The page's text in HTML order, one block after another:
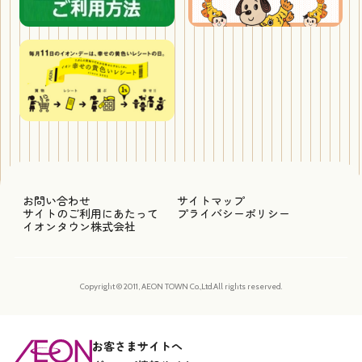
お問い合わせ
サイトマップ
サイトのご利用にあたって
プライバシーポリシー
イオンタウン株式会社
Copyright © 2011, AEON TOWN Co.,Ltd.All rights reserved.
お客さまサイトへ